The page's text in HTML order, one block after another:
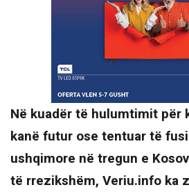
Në kuadër të hulumtimit për
kanë futur ose tentuar të
ushqimore në tregun e
të rrezikshëm, Veriu.info ka